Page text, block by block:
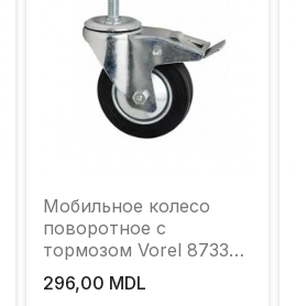
Мобильное колесо
поворотное с
тормозом Vorel 87335
160 мм 130 кг
296,00 MDL